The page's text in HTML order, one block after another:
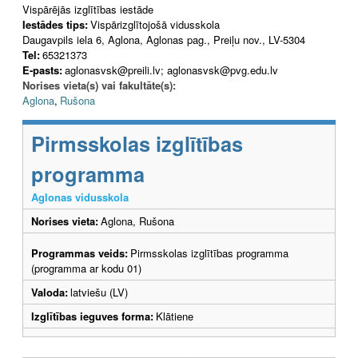
Vispārējās izglītības iestāde
Iestādes tips:Vispārizglītojošā vidusskola
Daugavpils iela 6, Aglona, Aglonas pag., Preiļu nov., LV-5304
Tel:65321373
E-pasts:aglonasvsk@preili.lv; aglonasvsk@pvg.edu.lv
Norises vieta(s) vai fakultāte(s):
Aglona, Rušona
Pirmsskolas izglītības
programma
Aglonas vidusskola
Norises vieta:Aglona, Rušona
Programmas veids: Pirmsskolas izglītības programma
(programma ar kodu 01)
Valoda:latviešu (LV)
Izglītības ieguves forma: Klātiene